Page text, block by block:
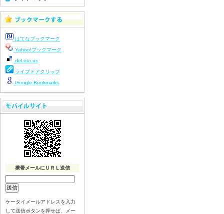
はてなブックマーク
Yahoo!ブックマーク
del.icio.us
ライブドアクリップ
Google Bookmarks
携帯メールにＵＲＬ送信
ケータイメールアドレスを入力
して送信ボタンを押せば、メー